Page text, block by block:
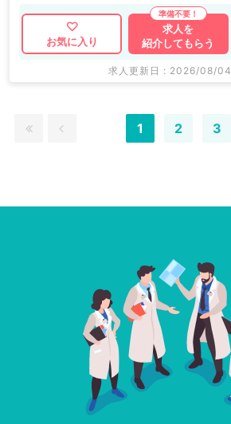
お気に入り
求人を
紹介してもらう
求人更新日 : 2026/08/04
1 2 3